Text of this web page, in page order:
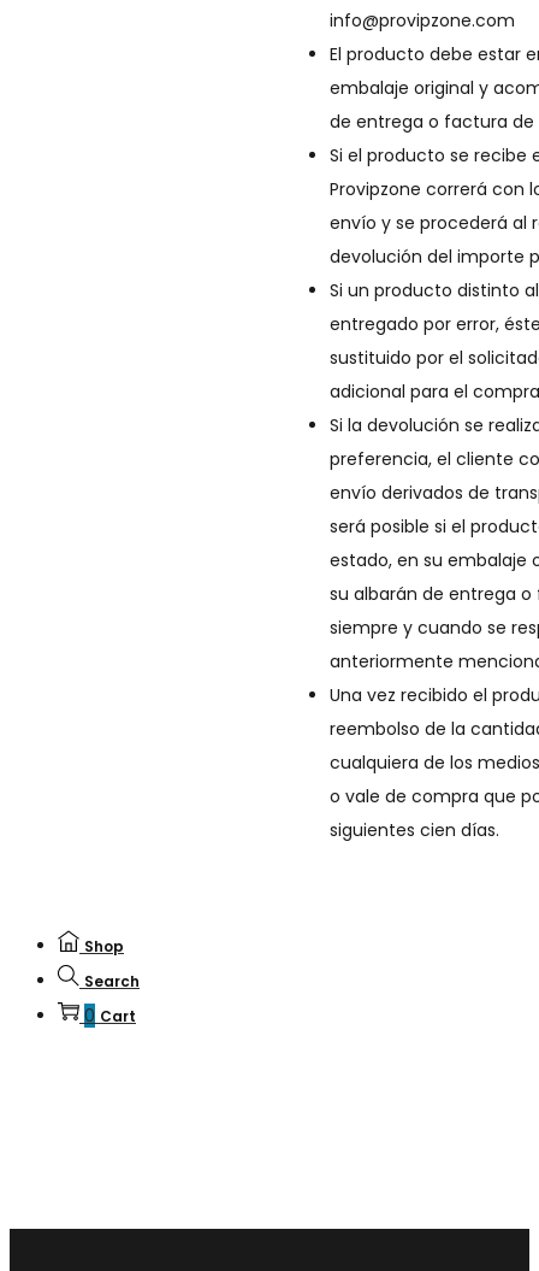
info@provipzone.com
El producto debe estar
embalaje original y
de entrega o factura de
Si el producto se recibe
Provipzone correrá con
envío y se procederá al
devolución del importe
Si un producto distinto
entregado por error,
sustituido por el
adicional para el
Si la devolución se
preferencia, el cliente
envío derivados de
será posible si el
estado, en su embalaje
su albarán de entrega
siempre y cuando se
anteriormente
Una vez recibido el
reembolso de la
cualquiera de los
o vale de compra que
siguientes cien días.
Shop
Search
0 Cart